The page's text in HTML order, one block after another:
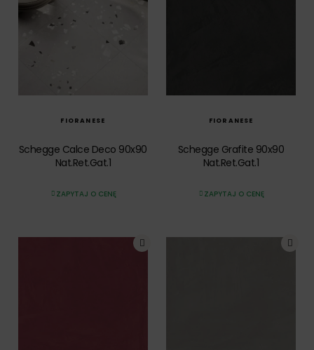
FIORANESE
Schegge Calce Deco 90x90
Nat.Ret.Gat.1
ZAPYTAJ O CENĘ
SZYBKI PODGLĄD
FIORANESE
Schegge Grafite 90x90
Nat.Ret.Gat.1
ZAPYTAJ O CENĘ
SZYBKI PODGLĄD